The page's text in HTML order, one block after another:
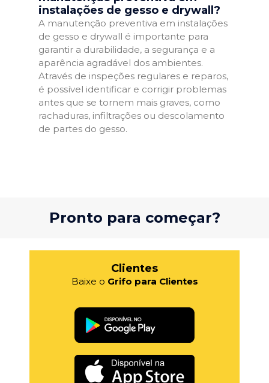
instalações de gesso e drywall?
A manutenção preventiva em instalações
de gesso e drywall é importante para
garantir a durabilidade, a segurança e a
aparência agradável dos ambientes.
Através de inspeções regulares e reparos,
é possível identificar e corrigir problemas
antes que se tornem mais graves, como
rachaduras, infiltrações ou descolamento
de partes do gesso.
Pronto para começar?
Clientes
Baixe o Grifo para Clientes